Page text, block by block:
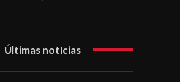
Últimas notícias